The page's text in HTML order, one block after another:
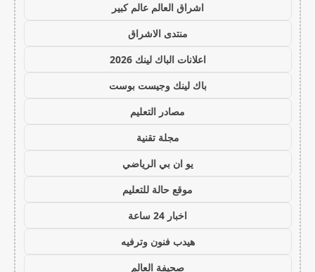
اشراق العالم عالم كبير
منتدى الاشراق
اعلانات الباك لينك 2026
باك لينك وجيست بوست
مصادر التعليم
مجلة تقنية
يو ان بي الرياضي
موقع حالة للتعليم
اخبار 24 ساعة
هيدب فنون وترفيه
صحيفة العالم